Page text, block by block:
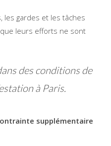
les gardes et les tâches
leurs efforts ne sont
des conditions de
à Paris.
supplémentaire